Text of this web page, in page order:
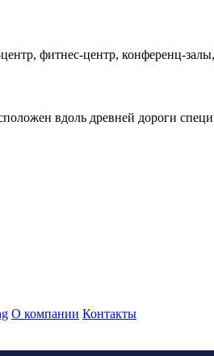
фитнес-центр, конференц-залы,
вдоль древней дороги
О компании Контакты